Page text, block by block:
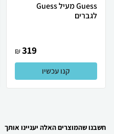
Guess מעיל Guess
לגברים
319
₪
קנו עכשיו
חשבנו שהמוצרים האלה יעניינו אותך